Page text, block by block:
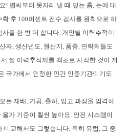
! 볍씨부터 못자리 낼 때 덮는 흙, 논에 대
후 100퍼센트 전수 검사를 원칙으로 하
를 한 번 더 합니다. 개인별 이력추적이
자, 생산년도, 원산지, 품종, 연락처들도
쌀 이력추적제를 최초로 시작한 것이 저
국가에서 인정한 민간 인증기관이기도
든 재배, 가공, 출하, 입고 과정을 엄격하
가 기준이 훨씬 높아요. 안전 시스템이
비교해서도 그렇습니다. 특히 유럽, 그 중